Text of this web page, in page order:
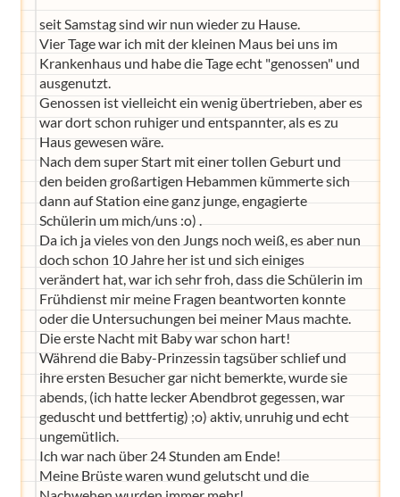
seit Samstag sind wir nun wieder zu Hause.
Vier Tage war ich mit der kleinen Maus bei uns im
Krankenhaus und habe die Tage echt "genossen" und
ausgenutzt.
Genossen ist vielleicht ein wenig übertrieben, aber es
war dort schon ruhiger und entspannter, als es zu
Haus gewesen wäre.
Nach dem super Start mit einer tollen Geburt und
den beiden großartigen Hebammen kümmerte sich
dann auf Station eine ganz junge, engagierte
Schülerin um mich/uns :o) .
Da ich ja vieles von den Jungs noch weiß, es aber nun
doch schon 10 Jahre her ist und sich einiges
verändert hat, war ich sehr froh, dass die Schülerin im
Frühdienst mir meine Fragen beantworten konnte
oder die Untersuchungen bei meiner Maus machte.
Die erste Nacht mit Baby war schon hart!
Während die Baby-Prinzessin tagsüber schlief und
ihre ersten Besucher gar nicht bemerkte, wurde sie
abends, (ich hatte lecker Abendbrot gegessen, war
geduscht und bettfertig) ;o) aktiv, unruhig und echt
ungemütlich.
Ich war nach über 24 Stunden am Ende!
Meine Brüste waren wund gelutscht und die